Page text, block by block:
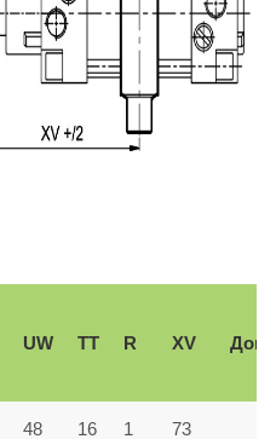
UW TT R XV Доп.
48 16 1 73